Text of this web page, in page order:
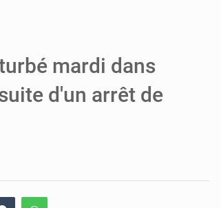
mardi dans
d'un arrêt de